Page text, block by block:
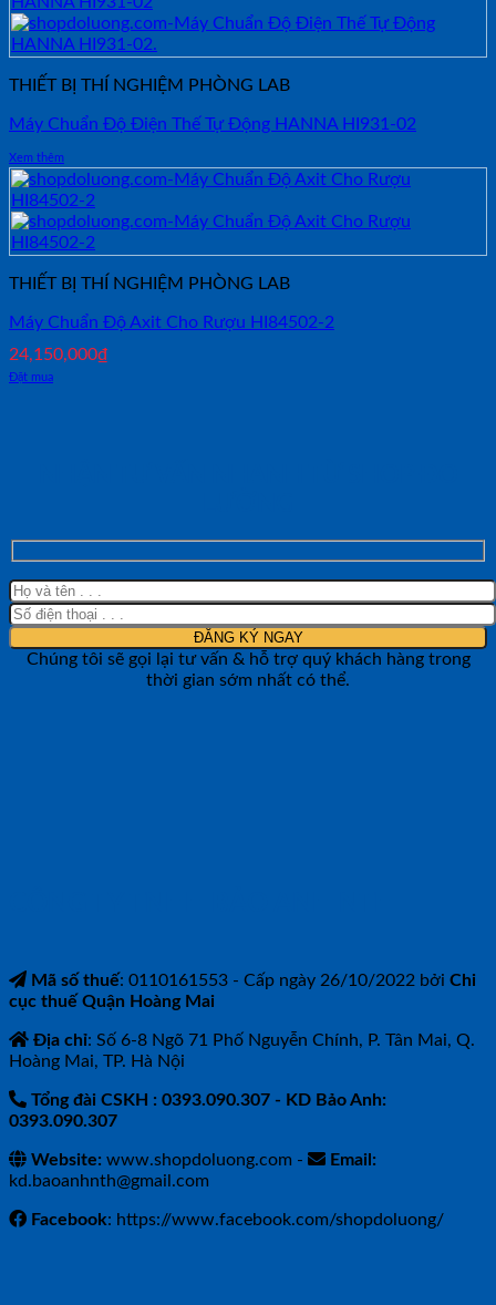
THIẾT BỊ THÍ NGHIỆM PHÒNG LAB
Máy Chuẩn Độ Điện Thế Tự Động HANNA HI931-02
Xem thêm
THIẾT BỊ THÍ NGHIỆM PHÒNG LAB
Máy Chuẩn Độ Axit Cho Rượu HI84502-2
24,150,000₫
Đặt mua
Chúng tôi sẽ gọi lại tư vấn & hỗ trợ quý khách hàng trong
thời gian sớm nhất có thể.
Mã số thuế: 0110161553 - Cấp ngày 26/10/2022 bởi Chi
cục thuế Quận Hoàng Mai
Địa chỉ: Số 6-8 Ngõ 71 Phố Nguyễn Chính, P. Tân Mai, Q.
Hoàng Mai, TP. Hà Nội
Tổng đài CSKH : 0393.090.307 - KD Bảo Anh:
0393.090.307
Website: www.shopdoluong.com -
Email:
kd.baoanhnth@gmail.com
Facebook: https://www.facebook.com/shopdoluong/